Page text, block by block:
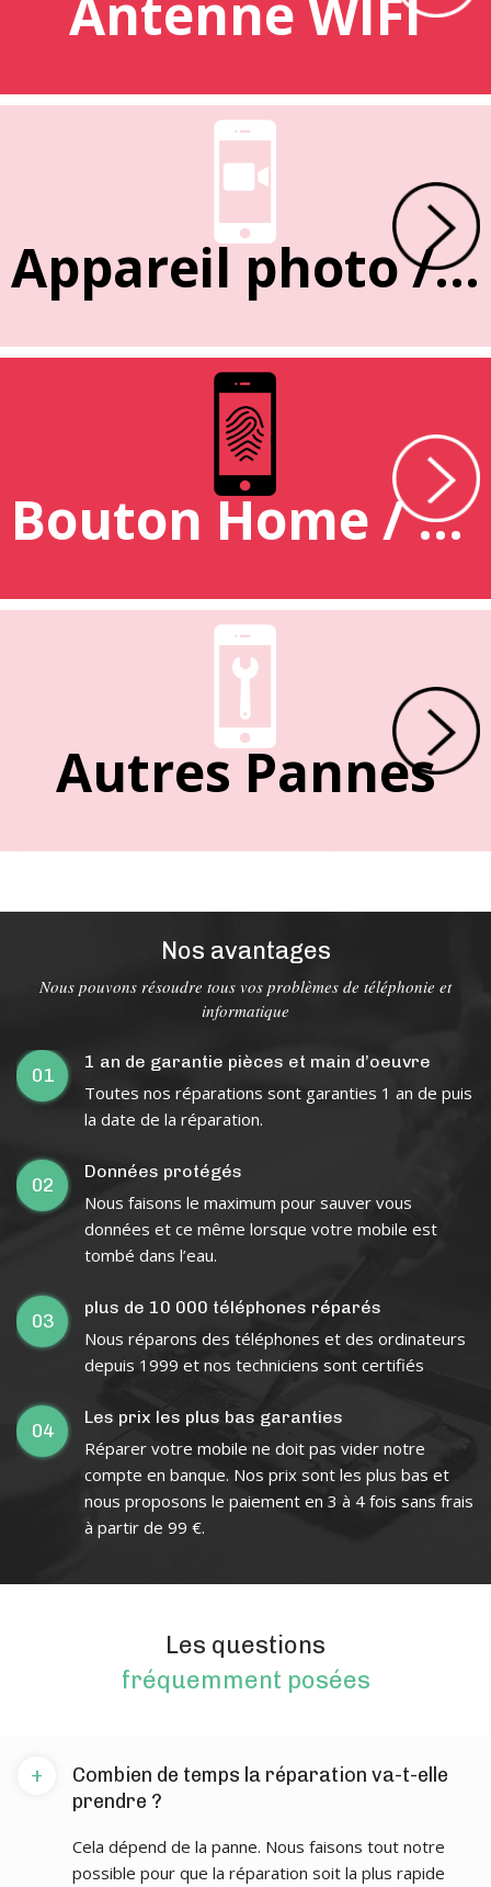
Antenne WIFI
Appareil photo / caméra
Bouton Home / Empreinte
Autres Pannes
Nos avantages
Nous pouvons résoudre tous vos problèmes de téléphonie et
informatique
01
1 an de garantie pièces et main d’oeuvre
Toutes nos réparations sont garanties 1 an de puis
la date de la réparation.
02
Données protégés
Nous faisons le maximum pour sauver vous
données et ce même lorsque votre mobile est
tombé dans l’eau.
03
plus de 10 000 téléphones réparés
Nous réparons des téléphones et des ordinateurs
depuis 1999 et nos techniciens sont certifiés
04
Les prix les plus bas garanties
Réparer votre mobile ne doit pas vider notre
compte en banque. Nos prix sont les plus bas et
nous proposons le paiement en 3 à 4 fois sans frais
à partir de 99 €.
Les questions
fréquemment posées
Combien de temps la réparation va-t-elle
prendre ?
+
Cela dépend de la panne. Nous faisons tout notre
possible pour que la réparation soit la plus rapide